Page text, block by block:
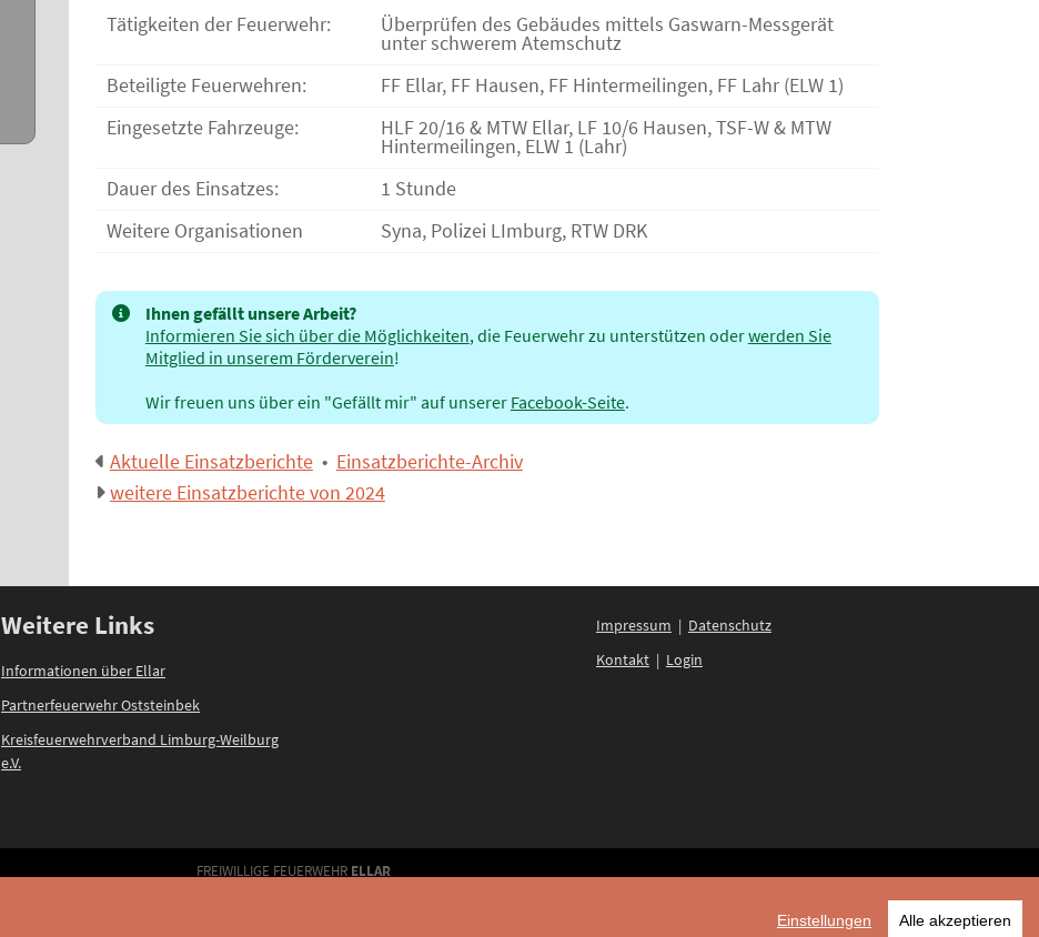
Tätigkeiten der Feuerwehr: Überprüfen des Gebäudes mittels Gaswarn-Messgerät
unter schwerem Atemschutz
Beteiligte Feuerwehren:
FF Ellar, FF Hausen, FF Hintermeilingen, FF Lahr (ELW 1)
Eingesetzte Fahrzeuge:
HLF 20/16 & MTW Ellar, LF 10/6 Hausen, TSF-W & MTW
Hintermeilingen, ELW 1 (Lahr)
Dauer des Einsatzes:
1 Stunde
Weitere Organisationen
Syna, Polizei LImburg, RTW DRK
Ihnen gefällt unsere Arbeit?
Informieren Sie sich über die Möglichkeiten, die Feuerwehr zu unterstützen oderwerden Sie
Mitglied in unserem Förderverein!
Wir freuen uns über ein "Gefällt mir" auf unserer Facebook-Seite.
Aktuelle Einsatzberichte• Einsatzberichte-Archiv
weitere Einsatzberichte von 2024
Weitere Links
Informationen über Ellar
Partnerfeuerwehr Oststeinbek
Kreisfeuerwehrverband Limburg-Weilburg
e.V.
Impressum | Datenschutz
Kontakt| Login
FREIWILLIGE FEUERWEHR ELLAR
Einstellungen Alle akzeptieren